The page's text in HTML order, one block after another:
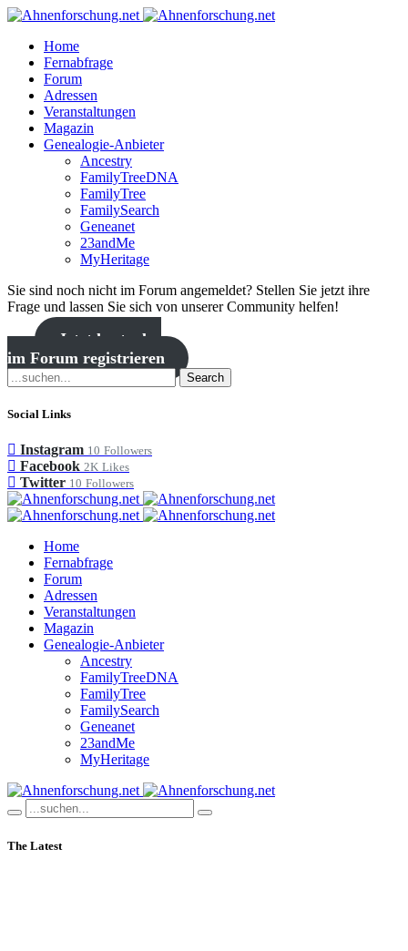
Home
Fernabfrage
Forum
Adressen
Veranstaltungen
Magazin
Genealogie-Anbieter
Ancestry
FamilyTreeDNA
FamilyTree
FamilySearch
Geneanet
23andMe
MyHeritage
Sie sind noch nicht im Forum angemeldet? Stellen Sie jetzt ihre
Frage und lassen Sie sich von unserer Community helfen!
Jetzt kostenlos
im Forum registrieren
Search
Social Links
Instagram 10 Followers
Facebook 2K Likes
Twitter 10 Followers
Home
Fernabfrage
Forum
Adressen
Veranstaltungen
Magazin
Genealogie-Anbieter
Ancestry
FamilyTreeDNA
FamilyTree
FamilySearch
Geneanet
23andMe
MyHeritage
The Latest